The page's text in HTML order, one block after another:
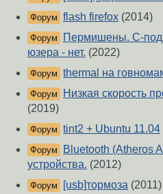
Форум flash firefox (2014)
Форум
Пермишены. С-под
юзера - нет. (2022)
Форум thermal на
Форум
Низкая скорость
(2019)
Форум tint2 + Ubuntu 11.04
Форум
Bluetooth (Atheros
устройства. (2012)
Форум [usb]тормоза (2011)